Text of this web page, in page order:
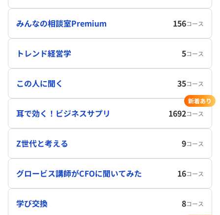
みんなの相談室Premium 156コース
トレンド経営学 5コース
この人に聞く 35コース
耳で効く！ビジネスサプリ 1692コース
新着あり
Z世代と考える 9コース
グロービス講師がCFOに聞いてみた 16コース
学び交換 8コース